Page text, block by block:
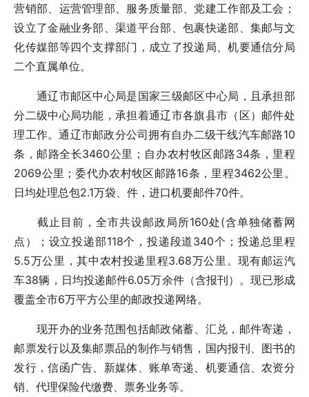
营销部、运营管理部、服务质量部、党建工作部及工会；
设立了金融业务部、渠道平台部、包裹快递部、集邮与文
化传媒部等四个支撑部门，成立了投递局、机要通信分局
二个直属单位。
通辽市邮区中心局是国家三级邮区中心局，且承担部
分二级中心局功能，承担着通辽市各旗县市（区）邮件处
理工作。通辽市邮政分公司拥有自办二级干线汽车邮路10
条，邮路全长3460公里；自办农村牧区邮路34条，里程
2069公里；委代办农村牧区邮路16条，里程3462公里。
日均处理总包2.1万袋、件，进口机要邮件70件。
截止目前，全市共设邮政局所160处(含单独储蓄网
点）；设立投递部118个，投递段道340个；投递总里程
5.5万公里，其中农村投递里程3.68万公里。现有邮运汽
车38辆，日均投递邮件6.05万余件（含报刊）。现已形成
覆盖全市6万平方公里的邮政投递网络。
现开办的业务范围包括邮政储蓄、汇兑，邮件寄递，
邮票发行以及集邮票品的制作与销售，国内报刊、图书的
发行，信函广告、新媒体、账单寄递、机要通信、农资分
销、代理保险代缴费、票务业务等。